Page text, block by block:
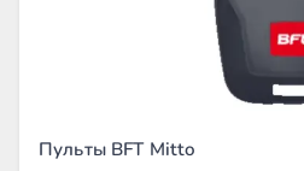
Пульты BFT Mitto